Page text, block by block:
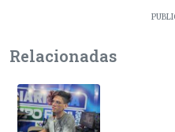
Relacionadas